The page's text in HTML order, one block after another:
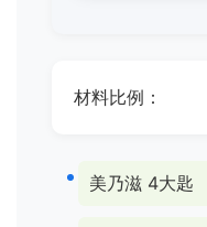
材料比例：
美乃滋 4大匙